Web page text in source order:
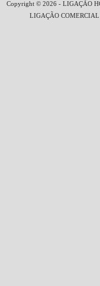
Copyright © 2026 - LIGAÇÃO
LIGAÇÃO